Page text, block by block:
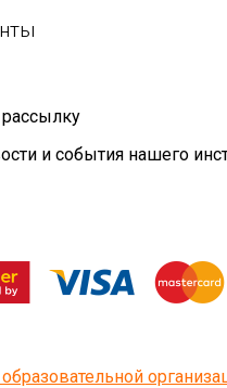
и события нашего